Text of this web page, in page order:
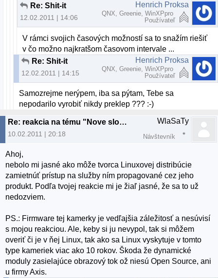
Re: Shit-it
12.02.2011 | 14:06
Henrich Proksa
QNX, Greenie, WinXPpro
Používateľ
V rámci svojich časových možností sa to snažím riešiť
v čo možno najkratšom časovom intervale ...
Re: Shit-it
12.02.2011 | 14:15
Henrich Proksa
QNX, Greenie, WinXPpro
Používateľ
Samozrejme nerýpem, iba sa pýtam, Tebe sa
nepodarilo vyrobiť nikdy preklep ??? :-)
Re: reakcia na tému "Nove slovenske linuxove distro"
10.02.2011 | 20:18
WlaSaTy
Návštevník
Ahoj,
nebolo mi jasné ako môže tvorca Linuxovej distribúcie
zamietnúť prístup na služby ním propagované cez jeho
produkt. Podľa tvojej reakcie mi je žiaľ jasné, že sa to už
nedozviem.
PS.: Firmware tej kamerky je vedľajšia záležitosť a nesúvisí
s mojou reakciou. Ale, keby si ju nevypol, tak si môžem
overiť či je v ňej Linux, tak ako sa Linux vyskytuje v tomto
type kameriek viac ako 10 rokov. Škoda že dynamické
moduly zasielajúce obrazový tok ož niesú Open Source, ani
u firmy Axis.